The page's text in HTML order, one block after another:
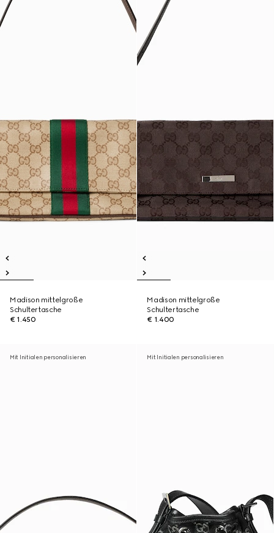
Madison mittelgroße
Schultertasche
€ 1.450
Madison mittelgroße
Schultertasche
€ 1.400
Mit Initialen personalisieren Mit Initialen personalisieren